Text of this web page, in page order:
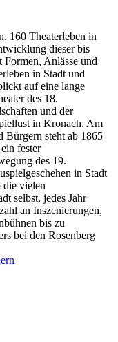
160 Theaterleben in
dieser bis
Formen, Anlässe und
in Stadt und
auf eine lange
des 18.
und der
in Kronach. Am
Bürgern steht ab 1865
fester
des 19.
in Stadt
die vielen
selbst, jedes Jahr
an Inszenierungen,
bis zu
bei den Rosenberg